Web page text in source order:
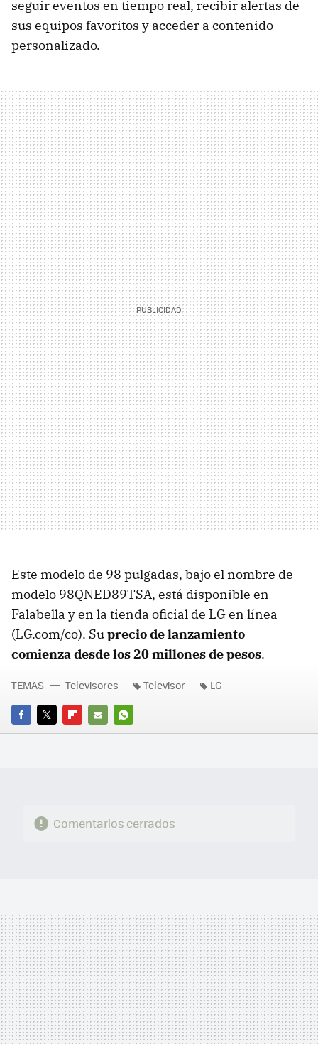
seguir eventos en tiempo real, recibir alertas de
sus equipos favoritos y acceder a contenido
personalizado.
Este modelo de 98 pulgadas, bajo el nombre de
modelo 98QNED89TSA, está disponible en
Falabella y en la tienda oficial de LG en línea
(LG.com/co). Suprecio de lanzamiento
comienza desde los 20 millones de pesos.
FACEBOOK
TWITTERFLIPBOARD
E-
WHATSAPP
TEMAS Televisores Televisor LG
Comentarios cerrados